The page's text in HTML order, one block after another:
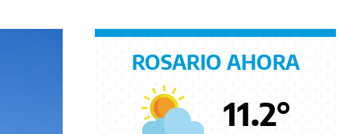
ROSARIO AHORA
11.2°